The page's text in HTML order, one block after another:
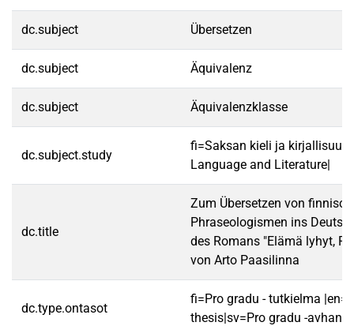
dc.subject Übersetzen
dc.subject Äquivalenz
dc.subject Äquivalenzklasse
dc.subject.study
fi=Saksan kieli ja
Language and Literature|
dc.title
Zum Übersetzen von
Phraseologismen ins
des Romans "Elämä lyhyt,
von Arto Paasilinna
dc.type.ontasot
fi=Pro gradu - tutkielma
thesis|sv=Pro gradu -